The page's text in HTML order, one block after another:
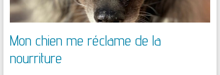
Mon chien me réclame de la
nourriture